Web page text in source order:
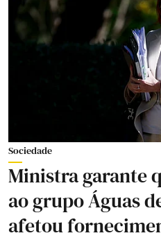
Sociedade
Ministra garante
ao grupo Águas
afetou